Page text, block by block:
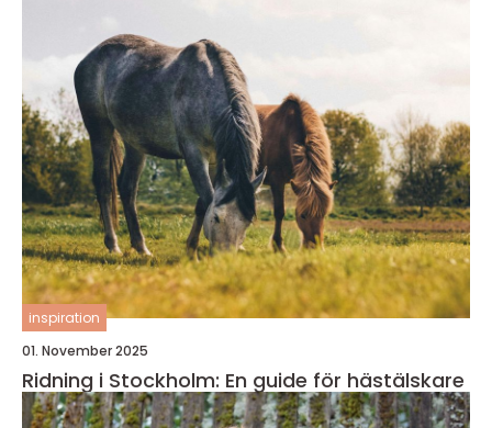
inspiration
01. November 2025
Ridning i Stockholm: En guide för hästälskare